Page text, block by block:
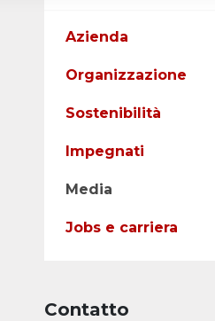
Azienda
Organizzazione
Sostenibilità
Impegnati
Media
Jobs e carriera
Contatto